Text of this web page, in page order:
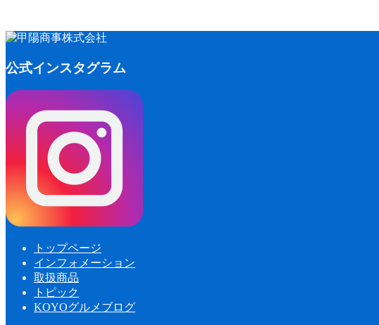
公式インスタグラム
トップページ
インフォメーション
取扱商品
トピック
KOYOグルメブログ